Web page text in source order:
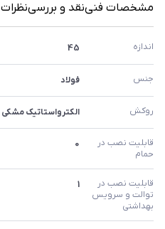
مشخصات فنینقد و بررسینظرات
اندازه 45
جنس فولاد
روکش الکترواستاتیک مشکی
حمام
0
بهداشتی
1